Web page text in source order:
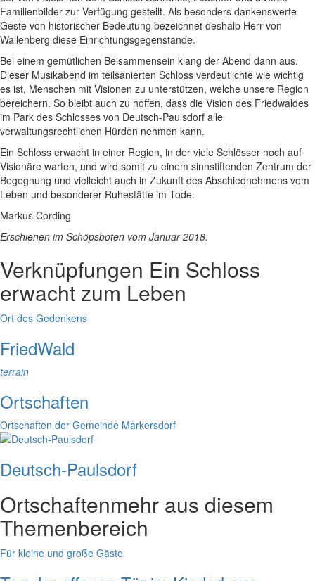
Familienbilder zur Verfügung gestellt. Als besonders dankenswerte
Geste von historischer Bedeutung bezeichnet deshalb Herr von
Wallenberg diese Einrichtungsgegenstände.
Bei einem gemütlichen Beisammensein klang der Abend dann aus.
Dieser Musikabend im teilsanierten Schloss verdeutlichte wie wichtig
es ist, Menschen mit Visionen zu unterstützen, welche unsere Region
bereichern. So bleibt auch zu hoffen, dass die Vision des Friedwaldes
im Park des Schlosses von Deutsch-Paulsdorf alle
verwaltungsrechtlichen Hürden nehmen kann.
Ein Schloss erwacht in einer Region, in der viele Schlösser noch auf
Visionäre warten, und wird somit zu einem sinnstiftenden Zentrum der
Begegnung und vielleicht auch in Zukunft des Abschiednehmens vom
Leben und besonderer Ruhestätte im Tode.
Markus Cording
Erschienen im Schöpsboten vom Januar 2018.
Verknüpfungen Ein Schloss
erwacht zum Leben
Ort des Gedenkens
FriedWald
terrain
Ortschaften
Ortschaften der Gemeinde Markersdorf
Deutsch-Paulsdorf
Ortschaftenmehr aus diesem
Themenbereich
Für kleine und große Gäste